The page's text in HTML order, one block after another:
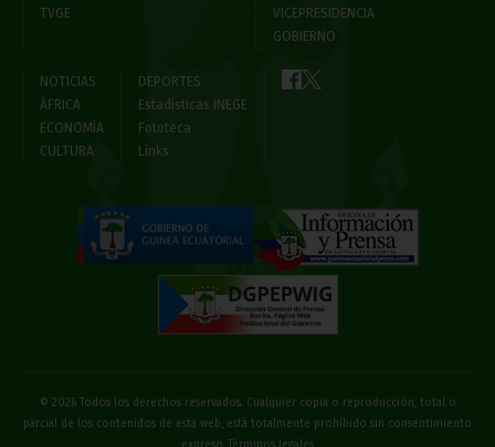
TVGE
VICEPRESIDENCIA
GOBIERNO
NOTICIAS
ÁFRICA
ECONOMÍA
CULTURA
DEPORTES
Estadísticas INEGE
Fototeca
Links
© 2026 Todos los derechos reservados. Cualquier copia o reproducción, total o
parcial de los contenidos de esta web, está totalmente prohibido sin consentimiento